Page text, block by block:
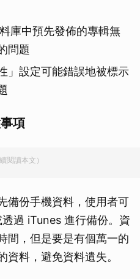
庫中預先發佈的專輯無
問題
」設定可能錯誤地被標示
項
閱讀本文）
備份手機資料，使用者可
過 iTunes 進行備份。資
間，但是要是有個萬一的
料，避免資料遺失。